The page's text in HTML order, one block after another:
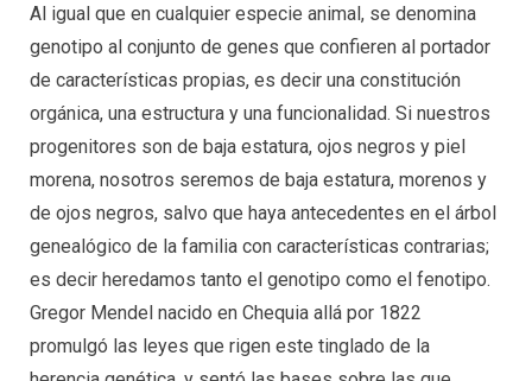
Al igual que en cualquier especie animal, se denomina
genotipo al conjunto de genes que confieren al portador
de características propias, es decir una constitución
orgánica, una estructura y una funcionalidad. Si nuestros
progenitores son de baja estatura, ojos negros y piel
morena, nosotros seremos de baja estatura, morenos y
de ojos negros, salvo que haya antecedentes en el árbol
genealógico de la familia con características contrarias;
es decir heredamos tanto el genotipo como el fenotipo.
Gregor Mendel nacido en Chequia allá por 1822
promulgó las leyes que rigen este tinglado de la